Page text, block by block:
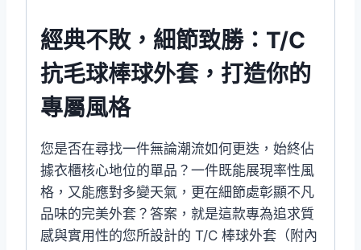
經典不敗，細節致勝：T/C
抗毛球棒球外套，打造你的
專屬風格
您是否在尋找一件無論潮流如何更迭，始終佔
據衣櫃核心地位的單品？一件既能展現率性風
格，又能應對多變天氣，更在細節處彰顯不凡
品味的完美外套？答案，就是這款專為追求質
感與實用性的您所設計的 T/C 棒球外套（附內